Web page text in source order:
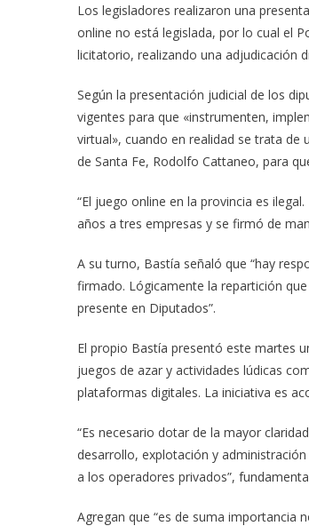
Los legisladores realizaron una
online no está legislada, por lo cual el
licitatorio, realizando una adjudicación
Según la presentación judicial de los
vigentes para que «instrumenten,
virtual», cuando en realidad se trata de
de Santa Fe, Rodolfo Cattaneo, para
“El juego online en la provincia es
años a tres empresas y se firmó de
A su turno, Bastía señaló que “hay
firmado. Lógicamente la repartición
presente en Diputados”.
El propio Bastía presentó este martes
juegos de azar y actividades lúdicas
plataformas digitales. La iniciativa es
“Es necesario dotar de la mayor
desarrollo, explotación y
a los operadores privados”,
Agregan que “es de suma importancia